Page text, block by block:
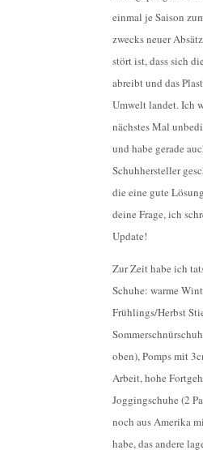
einmal je Saison
zwecks neuer
stört ist, dass sich
abreibt und das
Umwelt landet. Ich
nächstes Mal
und habe gerade
Schuhhersteller
die eine gute
deine Frage, ich
Update!
Zur Zeit habe ich
Schuhe: warme
Frühlings/Herbst
oben), Pomps mit
Arbeit, hohe
Joggingschuhe (2
noch aus Amerika
habe, das andere